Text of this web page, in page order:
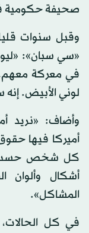
صحيفة حكومية
وقبل سنوات
«سي سبان»:
في معركة معهم.
لوني الأبيض. إنه
وأضاف: «نريد
أميركا فيها
كل شخص حسب
أشكال وألوان
المشاكل».
في كل